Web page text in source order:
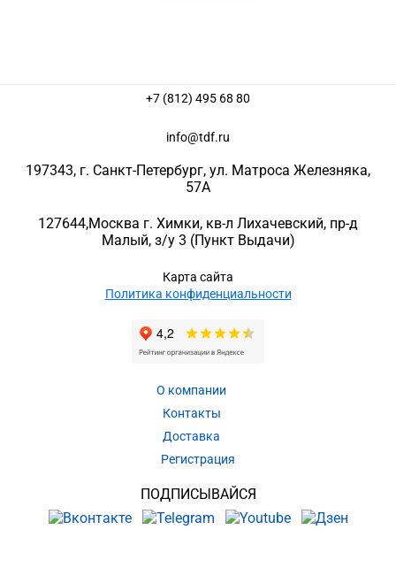
+7 (812) 495 68 80
info@tdf.ru
197343, г. Санкт-Петербург, ул. Матроса Железняка,
57A
127644,Москва г. Химки, кв-л Лихачевский, пр-д
Малый, з/у 3 (Пункт Выдачи)
Карта сайта
Политика конфиденциальности
О компании
Контакты
Доставка
Регистрация
ПОДПИСЫВАЙСЯ